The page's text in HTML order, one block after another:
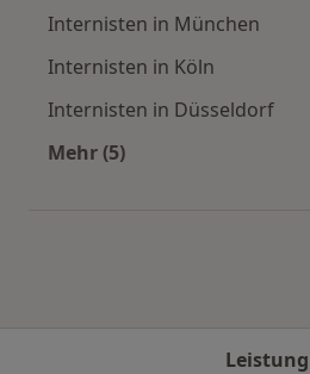
Internisten in München
Internisten in Köln
Internisten in Düsseldorf
Mehr (5)
Leistung